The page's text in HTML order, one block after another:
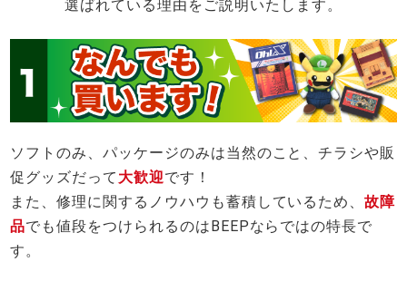
選ばれている理由をご説明いたします。
ソフトのみ、パッケージのみは当然のこと、チラシや販
促グッズだって 大歓迎です！
また、修理に関するノウハウも蓄積しているため、故障
品でも値段をつけられるのはBEEPならではの特長で
す。